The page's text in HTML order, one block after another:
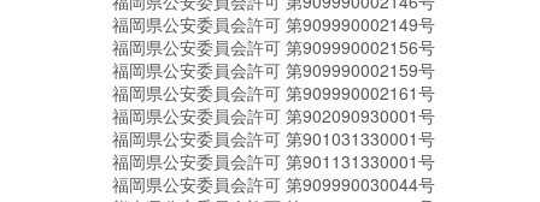
福岡県公安委員会許可 第909990002149号
福岡県公安委員会許可 第909990002156号
福岡県公安委員会許可 第909990002159号
福岡県公安委員会許可 第909990002161号
福岡県公安委員会許可 第902090930001号
福岡県公安委員会許可 第901031330001号
福岡県公安委員会許可 第901131330001号
福岡県公安委員会許可 第909990030044号